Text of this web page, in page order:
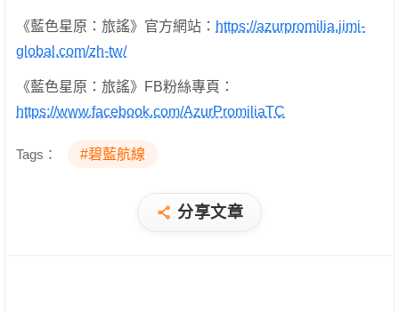
《藍色星原：旅謠》官方網站： https://azurpromilia.jimi-
global.com/zh-tw/
《藍色星原：旅謠》FB粉絲專頁：
https://www.facebook.com/AzurPromiliaTC
Tags： #碧藍航線
分享文章